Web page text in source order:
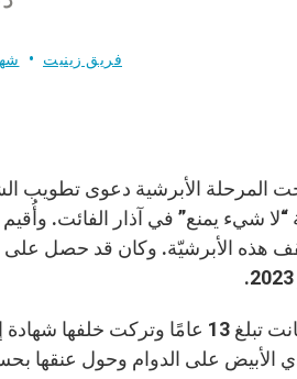
فريق زينيت
الإلهية، افتتحت المرحلة الأبرشية دعوى
شيء يمنع” في آذار الفائت.
أسقف هذه الأبرشيّة. وكان قد حصل
توفّيت نينيا رويز آبا في آب 1993 بسبب نوبة قلبيّة.
الأبيض على الدوام وحول عنقها